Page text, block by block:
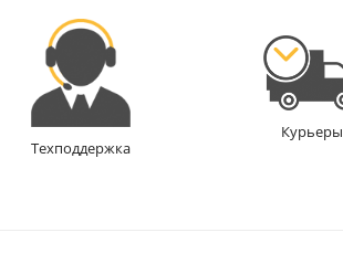
Техподдержка
Курьеры